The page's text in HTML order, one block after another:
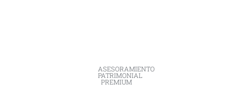
ASESORAMIENTO
PATRIMONIAL
PREMIUM